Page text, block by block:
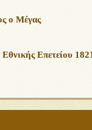
ο Μέγας
Επετείου